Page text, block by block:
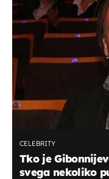
CELEBRITY
Tko je
svega nekoliko